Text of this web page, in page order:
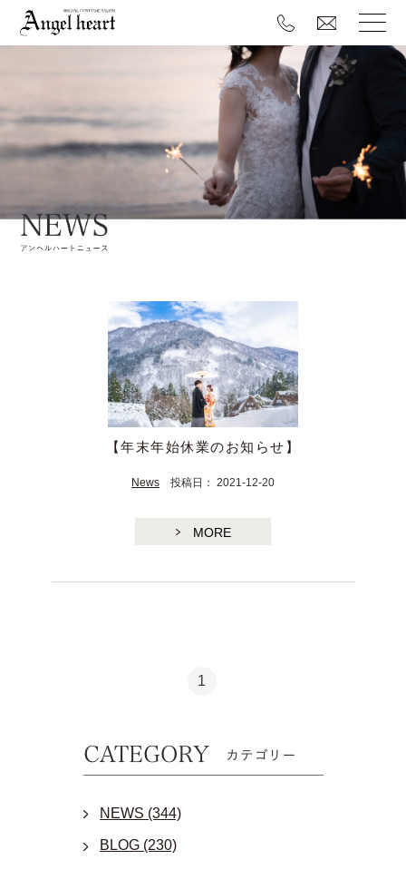
【年末年始休業のお知らせ】
News 投稿日： 2021-12-20
MORE
1
NEWS (344)
BLOG (230)